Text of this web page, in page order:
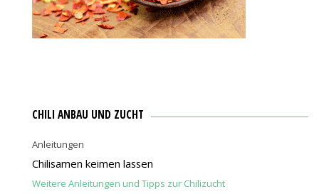
CHILI ANBAU UND ZUCHT
Anleitungen
Chilisamen keimen lassen
Weitere Anleitungen und Tipps zur Chilizucht